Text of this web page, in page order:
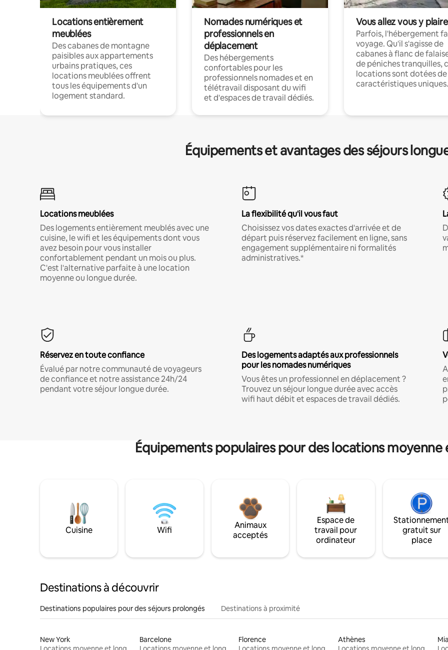
Locations entièrement
meublées
Des cabanes de montagne
paisibles aux appartements
urbains pratiques, ces
locations meublées offrent
tous les équipements d'un
logement standard.
Nomades numériques et
professionnels en
déplacement
Des hébergements
confortables pour les
professionnels nomades et en
télétravail disposant du wifi
et d'espaces de travail dédiés.
Vous allez vous y plaire
Parfois, l'hébergement
voyage. Qu'il s'agisse de
cabanes à flanc de
de péniches tranquilles,
locations sont dotées de
caractéristiques uniques.
Équipements et avantages des séjours
Locations meublées
Des logements entièrement meublés avec une
cuisine, le wifi et les équipements dont vous
avez besoin pour vous installer
confortablement pendant un mois ou plus.
C'est l'alternative parfaite à une location
moyenne ou longue durée.
La flexibilité qu'il vous faut
Choisissez vos dates exactes d'arrivée et de
départ puis réservez facilement en ligne, sans
engagement supplémentaire ni formalités
administratives.*
Réservez en toute confiance
Évalué par notre communauté de voyageurs
de confiance et notre assistance 24h/24
pendant votre séjour longue durée.
Des logements adaptés aux professionnels
pour les nomades numériques
Vous êtes un professionnel en déplacement ?
Trouvez un séjour longue durée avec accès
wifi haut débit et espaces de travail dédiés.
Équipements populaires pour des locations
Cuisine Wifi
Animaux
acceptés
Espace de
travail pour
ordinateur
gratuit sur
place
Destinations à découvrir
Destinations populaires pour des séjours prolongés Destinations à proximité
New York
Barcelone
Florence
Athènes